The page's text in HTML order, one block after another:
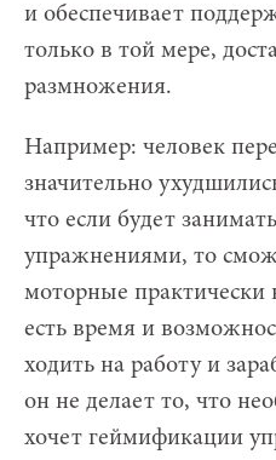
и обеспечивает
только в той мере,
размножения.
Например: человек
значительно
что если будет
упражнениями, то
моторные практически
есть время и
ходить на работу и
он не делает то, что
хочет геймификации